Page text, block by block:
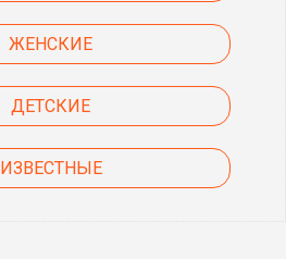
ЖЕНСКИЕ
ДЕТСКИЕ
ИЗВЕСТНЫЕ